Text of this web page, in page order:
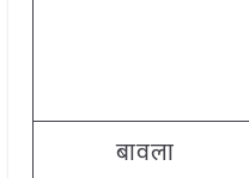
बावला